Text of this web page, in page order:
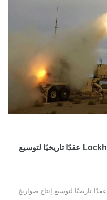
الجيش الأمريكي يمنح Lockheed Martin عقدًا تاريخيًا لتوسيع
الجيش الأمريكي يمنح Lockheed Martin عقدًا تاريخيًا لتوسيع إنتاج صواريخ